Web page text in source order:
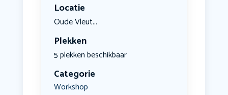
Locatie
Oude Vleut...
Plekken
5 plekken beschikbaar
Categorie
Workshop